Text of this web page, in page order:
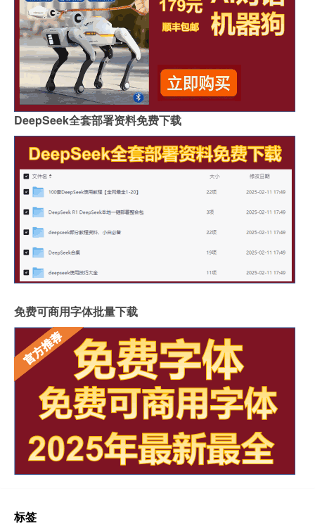
DeepSeek全套部署资料免费下载
免费可商用字体批量下载
标签